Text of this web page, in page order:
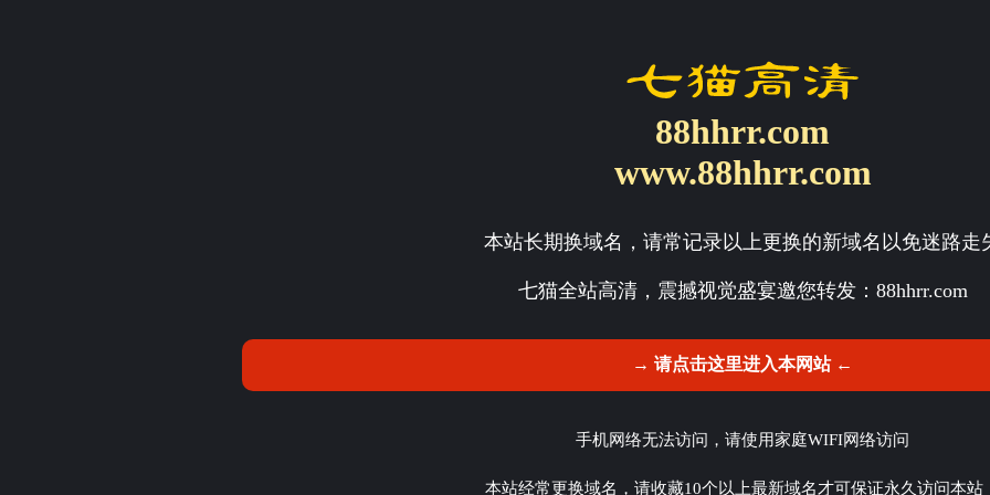
88hhrr.com
www.88hhrr.com
本站长期换域名，请常记录以上更换的新域名以免迷路走
七猫全站高清，震撼视觉盛宴邀您转发： 88hhrr.com
→ 请点击这里进入本网站 ←
手机网络无法访问，请使用家庭WIFI网络访问
本站经常更换域名，请收藏10个以上最新域名才可保证永久访问本站